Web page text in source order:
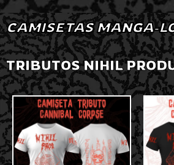
CAMISETAS MANGA-
TRIBUTOS NIHIL